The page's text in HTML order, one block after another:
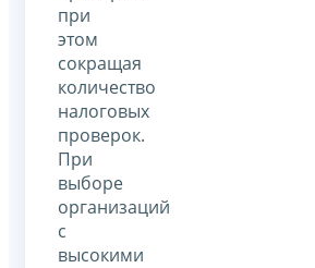
при
этом
сокращая
количество
налоговых
проверок.
При
выборе
организаций
с
высокими